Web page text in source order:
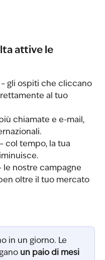
attive le
– gli ospiti che cliccano
al tuo
chiamate e e-mail,
– col tempo, la tua
le nostre campagne
oltre il tuo mercato
in un giorno. Le
un paio di mesi